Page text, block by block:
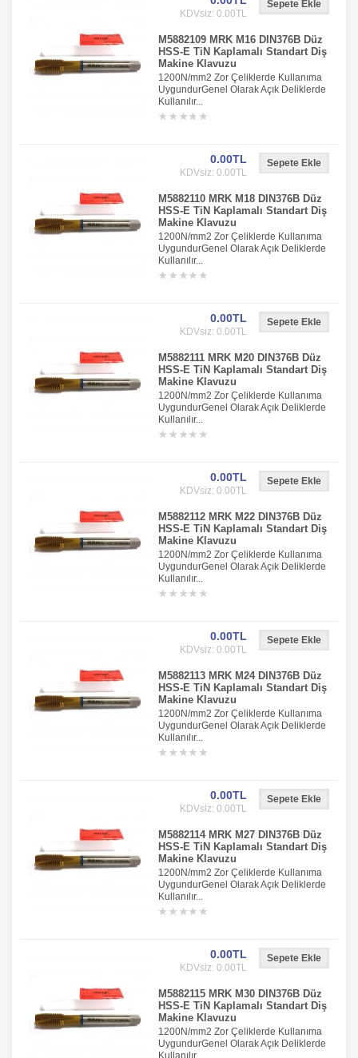
KDVsiz: 0.00TL
M5882109 MRK M16 DIN376B Düz
HSS-E TiN Kaplamalı Standart Diş
Makine Klavuzu
1200N/mm2 Zor Çeliklerde Kullanıma
UygundurGenel Olarak Açık Deliklerde
Kullanılır...
0.00TL
KDVsiz: 0.00TL
M5882110 MRK M18 DIN376B Düz
HSS-E TiN Kaplamalı Standart Diş
Makine Klavuzu
1200N/mm2 Zor Çeliklerde Kullanıma
UygundurGenel Olarak Açık Deliklerde
Kullanılır...
0.00TL
KDVsiz: 0.00TL
M5882111 MRK M20 DIN376B Düz
HSS-E TiN Kaplamalı Standart Diş
Makine Klavuzu
1200N/mm2 Zor Çeliklerde Kullanıma
UygundurGenel Olarak Açık Deliklerde
Kullanılır...
0.00TL
KDVsiz: 0.00TL
M5882112 MRK M22 DIN376B Düz
HSS-E TiN Kaplamalı Standart Diş
Makine Klavuzu
1200N/mm2 Zor Çeliklerde Kullanıma
UygundurGenel Olarak Açık Deliklerde
Kullanılır...
0.00TL
KDVsiz: 0.00TL
M5882113 MRK M24 DIN376B Düz
HSS-E TiN Kaplamalı Standart Diş
Makine Klavuzu
1200N/mm2 Zor Çeliklerde Kullanıma
UygundurGenel Olarak Açık Deliklerde
Kullanılır...
0.00TL
KDVsiz: 0.00TL
M5882114 MRK M27 DIN376B Düz
HSS-E TiN Kaplamalı Standart Diş
Makine Klavuzu
1200N/mm2 Zor Çeliklerde Kullanıma
UygundurGenel Olarak Açık Deliklerde
Kullanılır...
0.00TL
KDVsiz: 0.00TL
M5882115 MRK M30 DIN376B Düz
HSS-E TiN Kaplamalı Standart Diş
Makine Klavuzu
1200N/mm2 Zor Çeliklerde Kullanıma
UygundurGenel Olarak Açık Deliklerde
Kullanılır...